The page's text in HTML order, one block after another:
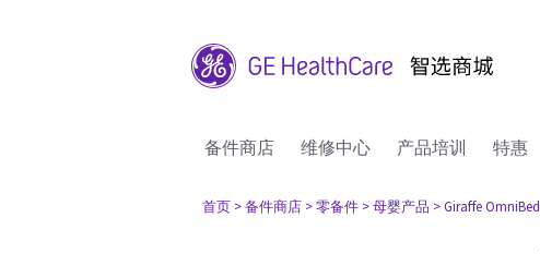
备件商店 维修中心 产品培训 特惠
首页 > 备件商店 > 零备件 > 母婴产品 > Giraffe OmniBed